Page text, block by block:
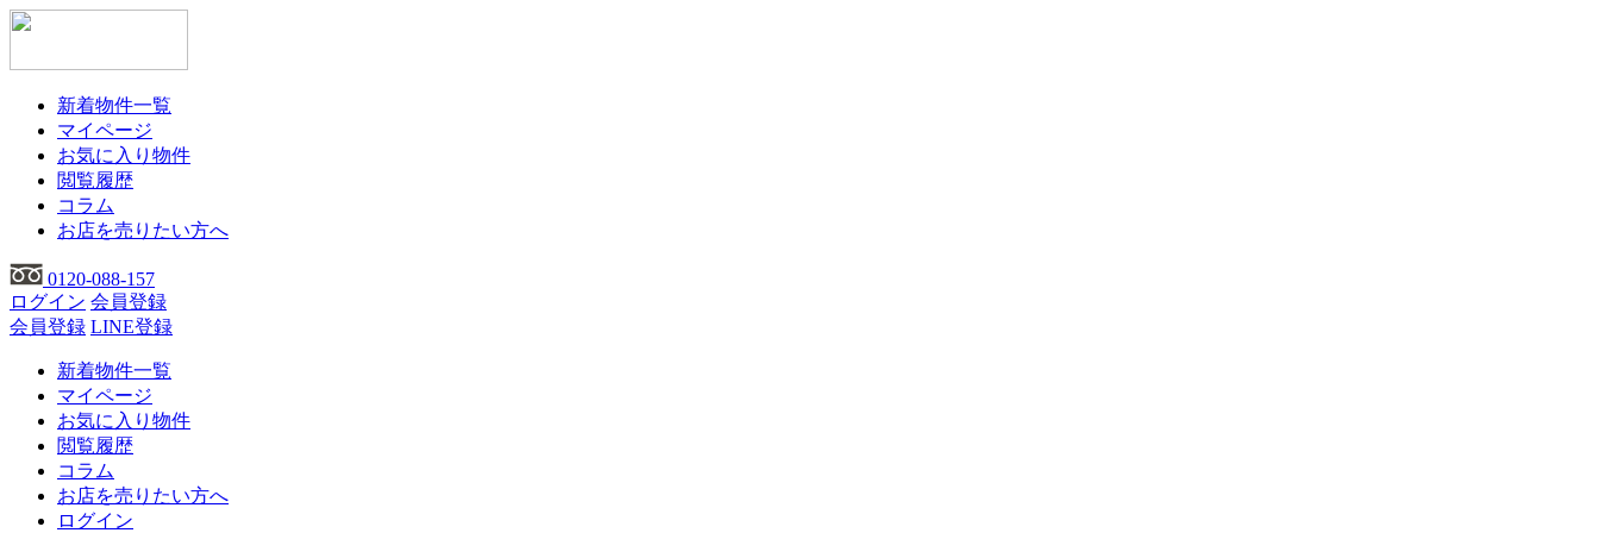
新着物件一覧
マイページ
お気に入り物件
閲覧履歴
コラム
お店を売りたい方へ
0120-088-157
ログイン 会員登録
会員登録 LINE登録
新着物件一覧
マイページ
お気に入り物件
閲覧履歴
コラム
お店を売りたい方へ
ログイン